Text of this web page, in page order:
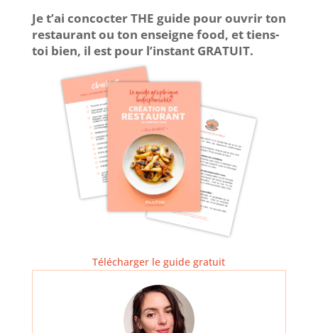
Je t’ai concocter THE guide pour ouvrir ton
restaurant ou ton enseigne food, et tiens-
toi bien, il est pour l’instant GRATUIT.
Télécharger le guide gratuit